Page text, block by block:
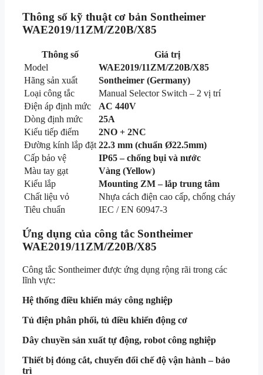
Thông số kỹ thuật cơ bản Sontheimer
WAE2019/11ZM/Z20B/X85
Thông số
Giá trị
Model
WAE2019/11ZM/Z20B/X85
Hãng sản xuất
Sontheimer (Germany)
Loại công tắc
Manual Selector Switch – 2 vị trí
Điện áp định mức
AC 440V
Dòng định mức
25A
Kiểu tiếp điểm
2NO + 2NC
Đường kính lắp đặt 22.3 mm (chuẩn Ø22.5mm)
Cấp bảo vệ
IP65 – chống bụi và nước
Màu tay gạt
Vàng (Yellow)
Kiểu lắp
Mounting ZM – lắp trung tâm
Chất liệu vỏ
Nhựa cách điện cao cấp, chống cháy
Tiêu chuẩn
IEC / EN 60947-3
Ứng dụng của công tắc Sontheimer
WAE2019/11ZM/Z20B/X85
Công tắc Sontheimer được ứng dụng rộng rãi trong các
lĩnh vực:
Hệ thống điều khiển máy công nghiệp
Tủ điện phân phối, tủ điều khiển động cơ
Dây chuyền sản xuất tự động, robot công nghiệp
Thiết bị đóng cắt, chuyển đổi chế độ vận hành – bảo
trì